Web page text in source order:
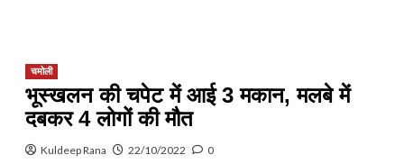
चमोली
भूस्खलन की चपेट में आई 3 मकान, मलबे में
दबकर 4 लोगों की मौत
Kuldeep Rana 22/10/2022 0